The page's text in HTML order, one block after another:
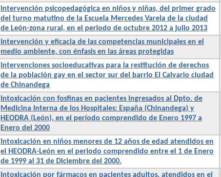
Intervención psicopedagógica en niños y niñas, del primer grado
del turno matutino de la Escuela Mercedes Varela de la ciudad
de León-zona rural, en el periodo de octubre 2012 a julio 2013
Intervención y eficacia de las competencias municipales en el
medio ambiente, con énfasis en las áreas protegidas
Intervenciones socioeducativas para la restitución de derechos
de la población gay en el sector sur del barrio El Calvario ciudad
de Chinandega
Intoxicación con fosfinas en pacientes ingresados al Dpto. de
Medicina Interna de los Hospitales: España (Chinandega) y
HEODRA (León), en el período comprendido de Enero 1997 a
Enero del 2000
Intoxicación en niños menores de 12 años de edad atendidos en
el HEODRA-León en el periodo comprendido entre el 1 de Enero
de 1999 al 31 de Diciembre del 2000.
Intoxicación por fármacos en pacientes adultos, atendidos en el